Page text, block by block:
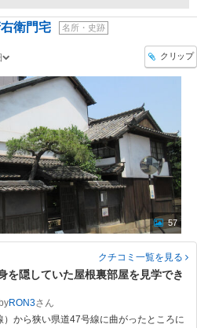
衛門宅 名所・史跡
クリップ
57
クチコミ一覧を見る
を隠していた屋根裏部屋を見学でき
byRON3
から狭い県道47号線に曲がったところに